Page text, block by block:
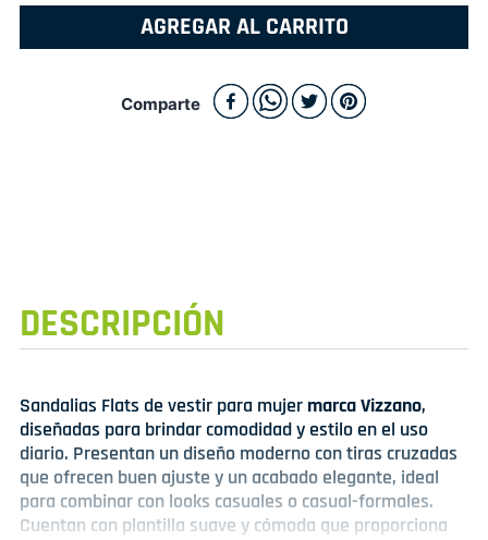
AGREGAR AL CARRITO
Comparte
DESCRIPCIÓN
Sandalias Flats de vestir para mujer marca Vizzano,
diseñadas para brindar comodidad y estilo en el uso
diario. Presentan un diseño moderno con tiras cruzadas
que ofrecen buen ajuste y un acabado elegante, ideal
para combinar con looks casuales o casual-formales.
Cuentan con plantilla suave y cómoda que proporciona